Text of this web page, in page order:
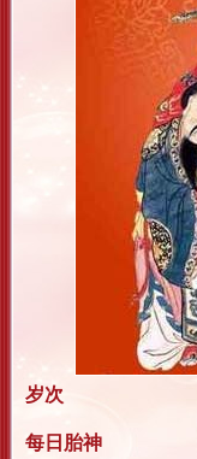
岁次
每日胎神